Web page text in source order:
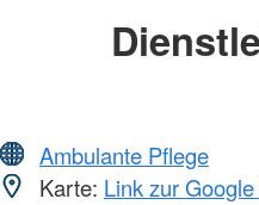
Ambulante Pflege
Karte: Link zur